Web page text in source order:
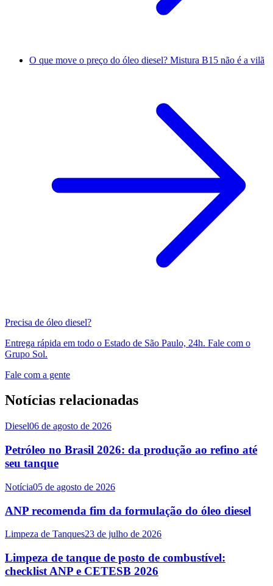
O que move o preço do óleo diesel? Mistura B15 não é a vilã
Precisa de óleo diesel?
Entrega rápida em todo o Estado de São Paulo, 24h. Fale com o
Grupo Sol.
Fale com a gente
Notícias relacionadas
Diesel06 de agosto de 2026
Petróleo no Brasil 2026: da produção ao refino até
seu tanque
Notícia05 de agosto de 2026
ANP recomenda fim da formulação do óleo diesel
Limpeza de Tanques23 de julho de 2026
Limpeza de tanque de posto de combustível:
checklist ANP e CETESB 2026